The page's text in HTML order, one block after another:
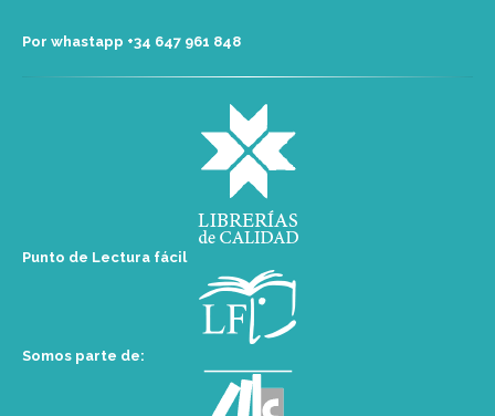
Por whastapp +34 ‭647 961 848‬
Punto de Lectura fácil
Somos parte de: